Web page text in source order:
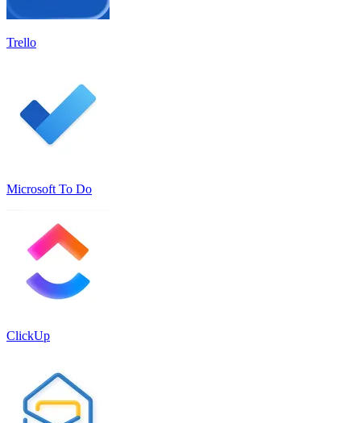
Trello
Microsoft To Do
ClickUp